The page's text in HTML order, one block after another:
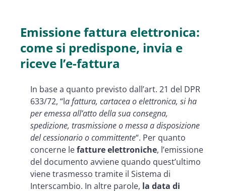
Emissione fattura elettronica:
come si predispone, invia e
riceve l’e-fattura
In base a quanto previsto dall’art. 21 del DPR
633/72, “la fattura, cartacea o elettronica, si ha
per emessa all’atto della sua consegna,
spedizione, trasmissione o messa a disposizione
del cessionario o committente“. Per quanto
concerne lefatture elettroniche, l’emissione
del documento avviene quando quest’ultimo
viene trasmesso tramite il Sistema di
Interscambio. In altre parole, la data di